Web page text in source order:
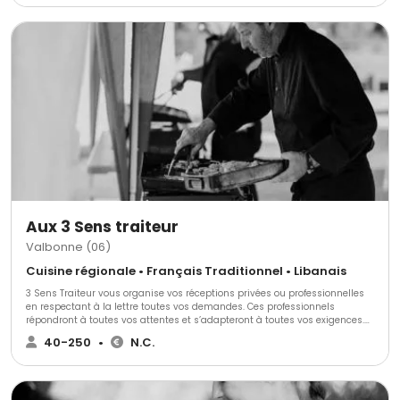
Aux 3 Sens traiteur
Valbonne (06)
Cuisine régionale • Français Traditionnel • Libanais
3 Sens Traiteur vous organise vos réceptions privées ou professionnelles
en respectant à la lettre toutes vos demandes. Ces professionnels
répondront à toutes vos attentes et s’adapteront à toutes vos exigences.
Tout est personnalisable et fait maison par la passion du chef.
40-250 • N.C.